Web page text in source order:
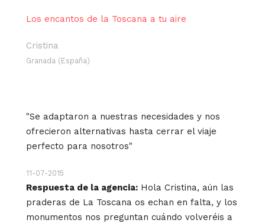
Los encantos de la Toscana a tu aire
Cristina
Granada (España)
"Se adaptaron a nuestras necesidades y nos
ofrecieron alternativas hasta cerrar el viaje
perfecto para nosotros"
11-07-2015
Respuesta de la agencia: Hola Cristina, aún las
praderas de La Toscana os echan en falta, y los
monumentos nos preguntan cuándo volveréis a